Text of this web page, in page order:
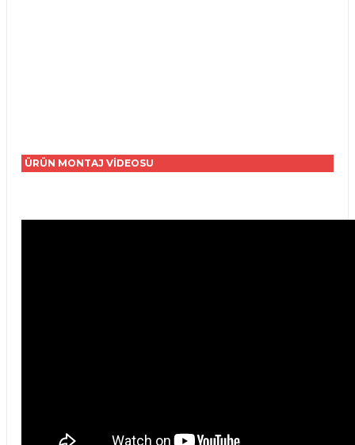
ÜRÜN MONTAJ VİDEOSU